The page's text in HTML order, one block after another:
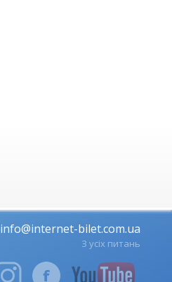
info@internet-bilet.com.ua
З усіх питань